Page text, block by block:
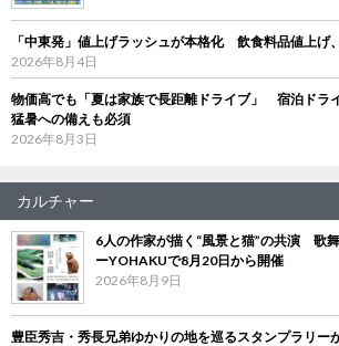
「中東発」値上げラッシュが本格化 飲食料品値上げ
2026年8月4日
物価高でも「夏は家族で長距離ドライブ」 宿泊ドラ
猛暑への備えも必須
2026年8月3日
カルチャー
6人の作家が描く“風景と猫”の共演 歌
ーYOHAKUで8月20日から開催
2026年8月9日
豊臣秀吉・秀長兄弟ゆかりの地を巡るスタンプラリ